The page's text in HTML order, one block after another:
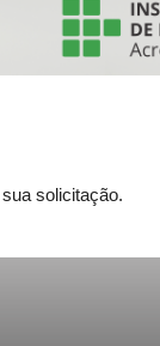
solicitação.